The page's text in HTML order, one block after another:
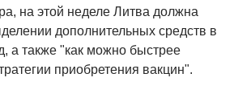
на этой неделе Литва должна
дополнительных средств в
а также "как можно быстрее
приобретения вакцин".